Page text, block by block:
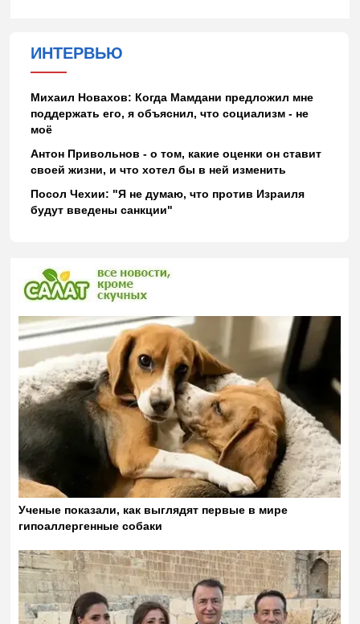
ИНТЕРВЬЮ
Михаил Новахов: Когда Мамдани предложил мне
поддержать его, я объяснил, что социализм - не
моё
Антон Привольнов - о том, какие оценки он ставит
своей жизни, и что хотел бы в ней изменить
Посол Чехии: "Я не думаю, что против Израиля
будут введены санкции"